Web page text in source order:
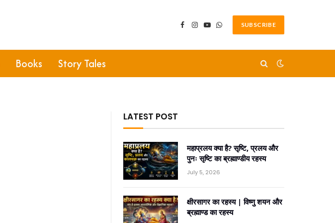
Facebook
Instagram
YouTubeWhatsApp
SUBSCRIBE
Books Story Tales
LATEST POST
महाप्रलय क्या है? सृष्टि, प्रलय और
पुनः सृष्टि का ब्रह्माण्डीय रहस्य
July 5, 2026
क्षीरसागर का रहस्य | विष्णु शयन और
ब्रह्माण्ड का रहस्य